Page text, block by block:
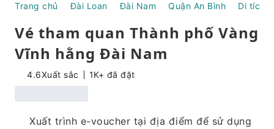
Trang chủ Đài Loan Đài Nam Quận An Bình Di tích
Vé tham quan Thành phố Vàng
Vĩnh hằng Đài Nam
4.6Xuất sắc 1K+ đã đặt
Xuất trình e-voucher tại địa điểm để sử dụng